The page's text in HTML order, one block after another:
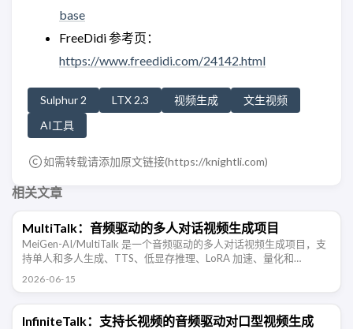
base
FreeDidi 参考页：
https://www.freedidi.com/24142.html
Sulphur 2 LTX 2.3 视频生成
文生视频
AI工具
如需转载请添加原文链接(https://knightli.com)
相关文章
MultiTalk：音频驱动的多人对话视频生成项目
MeiGen-AI/MultiTalk 是一个音频驱动的多人对话视频生成项目，支
持单人和多人生成、TTS、低显存推理、LoRA 加速、量化和
2026-06-15
InfiniteTalk：支持长视频的音频驱动对口型视频生成